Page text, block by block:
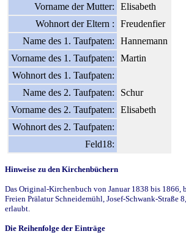
Vorname der Mutter:
Elisabeth
Wohnort der Eltern :
Freudenfier
Name des 1. Taufpaten:
Hannemann
Vorname des 1. Taufpaten:
Martin
Wohnort des 1. Taufpaten:
Name des 2. Taufpaten:
Schur
Vorname des 2. Taufpaten:
Elisabeth
Wohnort des 2. Taufpaten:
Feld18:
Hinweise zu den Kirchenbüchern
Das Original-Kirchenbuch von Januar 1838 bis
Freien Prälatur Schneidemühl, Josef-Schwank-
erlaubt.
Die Reihenfolge der Einträge